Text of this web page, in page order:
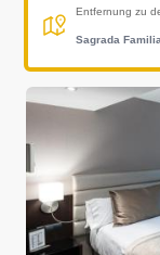
Entfernung zu
Sagrada Familia